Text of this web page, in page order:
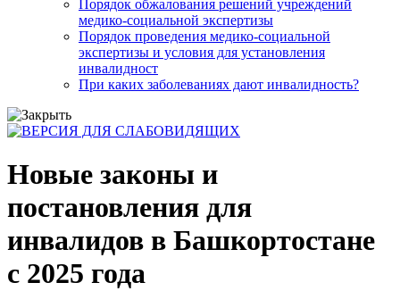
Порядок обжалования решений учреждений
медико-социальной экспертизы
Порядок проведения медико-социальной
экспертизы и условия для установления
инвалидност
При каких заболеваниях дают инвалидность?
Новые законы и
постановления для
инвалидов в Башкортостане
с 2025 года